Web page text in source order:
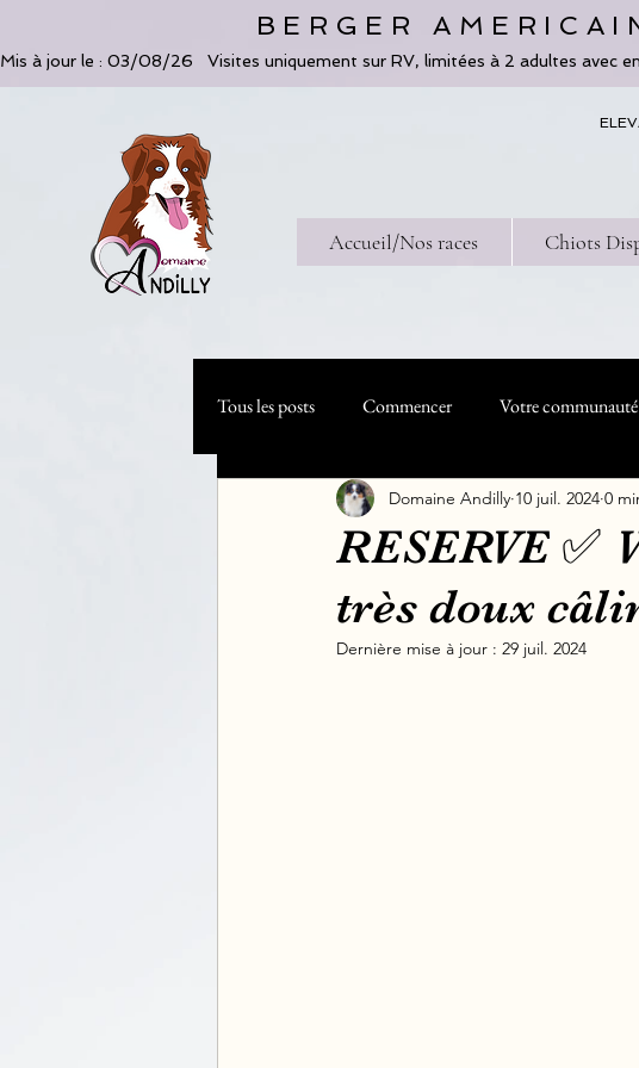
BERGER
Mis à jour le : 03/08/26   Visites uniquement sur RV, limitées à 2 adultes avec
Accueil/Nos races Chiots
Tous les posts Commencer Votre communauté
RESERVE ✅️
très doux
Domaine Andilly 10 juil. 2024 0
Dernière mise à jour : 29 juil. 2024